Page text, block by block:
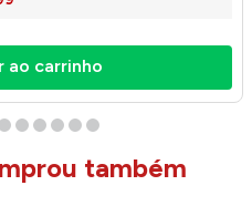
ao carrinho
também